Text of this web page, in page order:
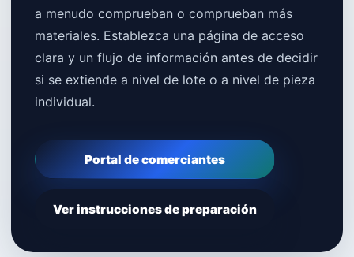
a menudo comprueban o comprueban más
materiales. Establezca una página de acceso
clara y un flujo de información antes de decidir
si se extiende a nivel de lote o a nivel de pieza
individual.
Portal de comerciantes
Ver instrucciones de preparación